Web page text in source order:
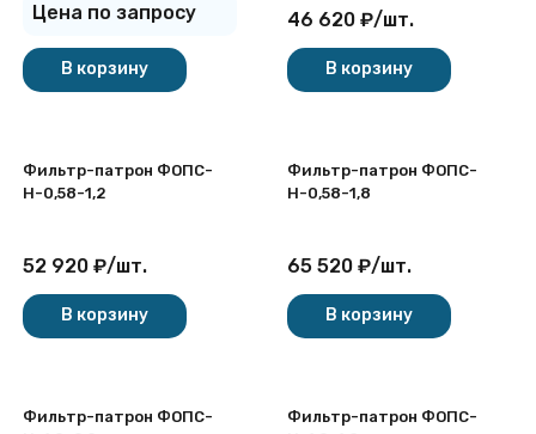
Цена по запросу
В корзину
46 620 ₽/шт.
В корзину
Фильтр-патрон ФОПС-
Н-0,58-1,2
52 920 ₽/шт.
В корзину
Фильтр-патрон ФОПС-
Н-0,58-1,8
65 520 ₽/шт.
В корзину
Фильтр-патрон ФОПС-
Фильтр-патрон ФОПС-